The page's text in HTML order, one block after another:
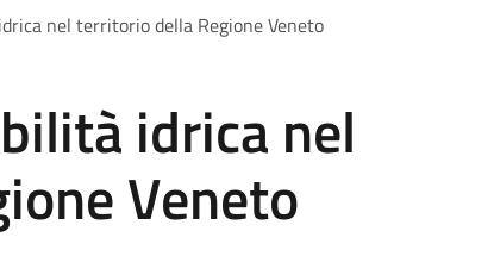
nel territorio della Regione Veneto
idrica nel
Veneto